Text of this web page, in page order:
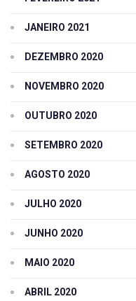
JANEIRO 2021
DEZEMBRO 2020
NOVEMBRO 2020
OUTUBRO 2020
SETEMBRO 2020
AGOSTO 2020
JULHO 2020
JUNHO 2020
MAIO 2020
ABRIL 2020